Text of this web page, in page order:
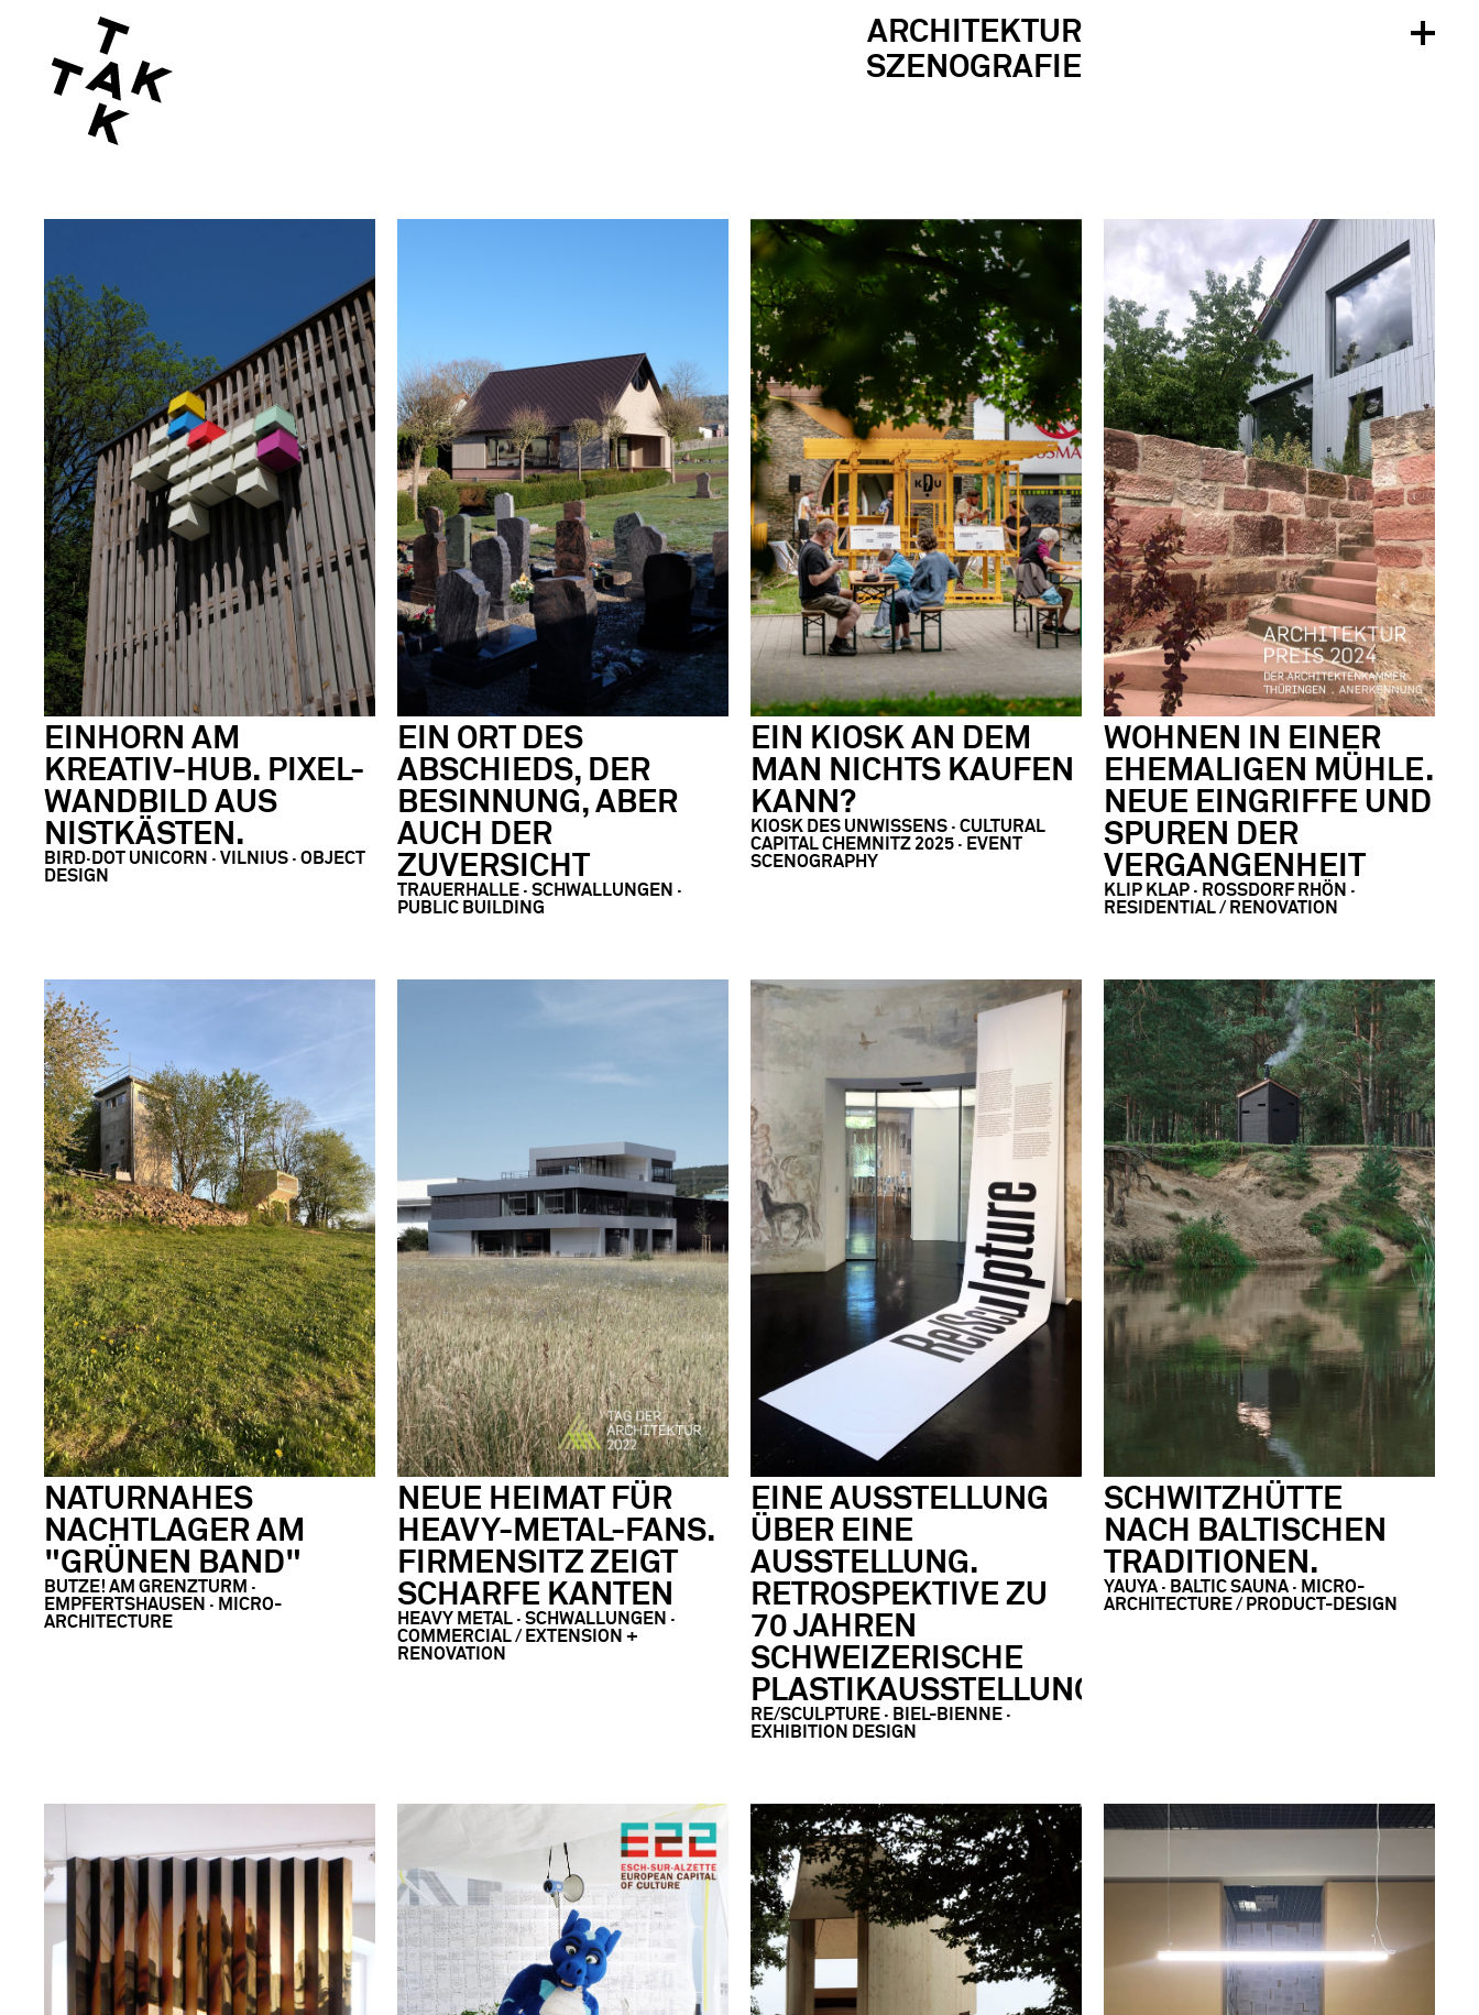
ARCHITEKTUR
SZENOGRAFIE
BIRD∙DOT UNICORN ∙ VILNIUS · OBJECT
DESIGN
EINHORN AM
KREATIV-HUB. PIXEL-
WANDBILD AUS
NISTKÄSTEN.
TRAUERHALLE · SCHWALLUNGEN ·
PUBLIC BUILDING
EIN ORT DES
ABSCHIEDS, DER
BESINNUNG, ABER
AUCH DER
ZUVERSICHT
KIOSK DES UNWISSENS ∙ CULTURAL
CAPITAL CHEMNITZ 2025 · EVENT
SCENOGRAPHY
EIN KIOSK AN DEM
MAN NICHTS KAUFEN
KANN?
KLIP KLAP · ROSSDORF RHÖN ·
RESIDENTIAL / RENOVATION
WOHNEN IN EINER
EHEMALIGEN MÜHLE.
NEUE EINGRIFFE UND
SPUREN DER
VERGANGENHEIT
BUTZE! AM GRENZTURM ·
EMPFERTSHAUSEN · MICRO-
ARCHITECTURE
NATURNAHES
NACHTLAGER AM
"GRÜNEN BAND"
HEAVY METAL · SCHWALLUNGEN ·
COMMERCIAL / EXTENSION +
RENOVATION
NEUE HEIMAT FÜR
HEAVY-METAL-FANS.
FIRMENSITZ ZEIGT
SCHARFE KANTEN
RE/SCULPTURE · BIEL-BIENNE ·
EXHIBITION DESIGN
EINE AUSSTELLUNG
ÜBER EINE
AUSSTELLUNG.
RETROSPEKTIVE ZU
70 JAHREN
SCHWEIZERISCHE
PLASTIKAUSSTELLUNG.
YAUYA · BALTIC SAUNA · MICRO-
ARCHITECTURE / PRODUCT-DESIGN
SCHWITZHÜTTE
NACH BALTISCHEN
TRADITIONEN.